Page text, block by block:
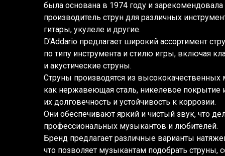
была основана в 1974 году и
производитель струн для различных
гитары, укулеле и другие.
D'Addario предлагает широкий ассортимент
по типу инструмента и стилю игры, включая
и акустические струны.
Струны производятся из высококачественных
как нержавеющая сталь, никелевое покрытие
их долговечность и устойчивость к коррозии.
Они обеспечивают яркий и чистый звук, что
профессиональных музыкантов и любителей.
Бренд предлагает различные варианты
что позволяет музыкантам подобрать струны,